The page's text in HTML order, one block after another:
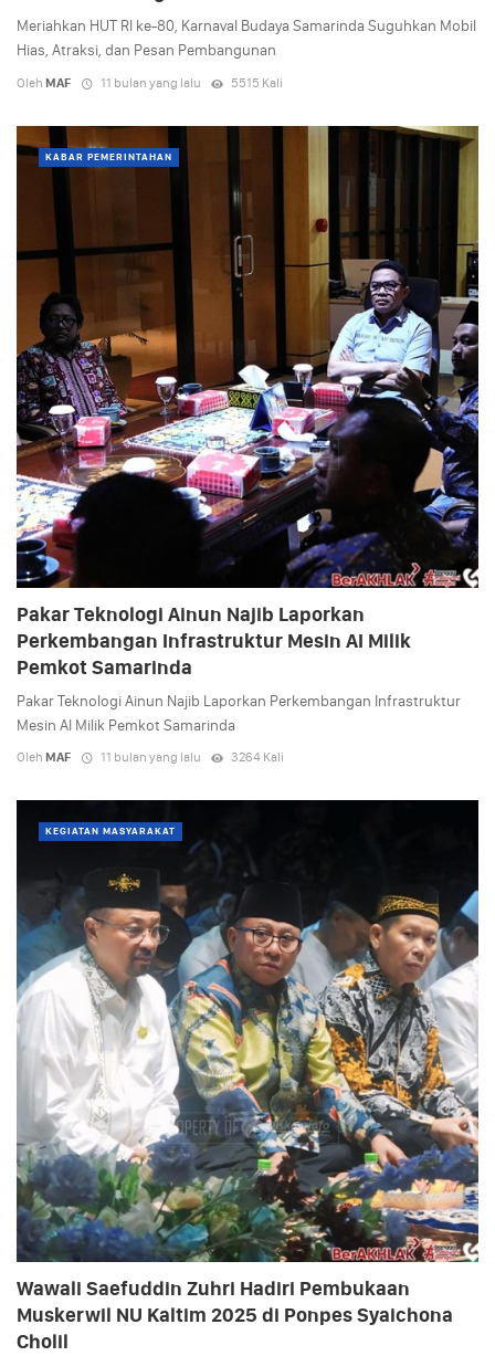
Meriahkan HUT RI ke-80, Karnaval Budaya Samarinda Suguhkan Mobil
Hias, Atraksi, dan Pesan Pembangunan
Oleh MAF 11 bulan yang lalu 5515 Kali
KABAR PEMERINTAHAN
Pakar Teknologi Ainun Najib Laporkan
Perkembangan Infrastruktur Mesin AI Milik
Pemkot Samarinda
Pakar Teknologi Ainun Najib Laporkan Perkembangan Infrastruktur
Mesin AI Milik Pemkot Samarinda
Oleh MAF 11 bulan yang lalu 3264 Kali
KEGIATAN MASYARAKAT
Wawali Saefuddin Zuhri Hadiri Pembukaan
Muskerwil NU Kaltim 2025 di Ponpes Syaichona
Cholil